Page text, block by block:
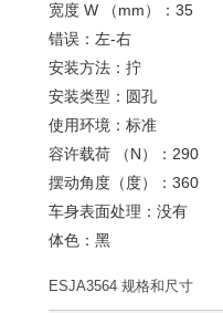
宽度 W （mm）：35
错误：左-右
安装方法：拧
安装类型：圆孔
使用环境：标准
容许载荷 （N）：290
摆动角度（度）：360
车身表面处理：没有
体色：黑
ESJA3564 规格和尺寸